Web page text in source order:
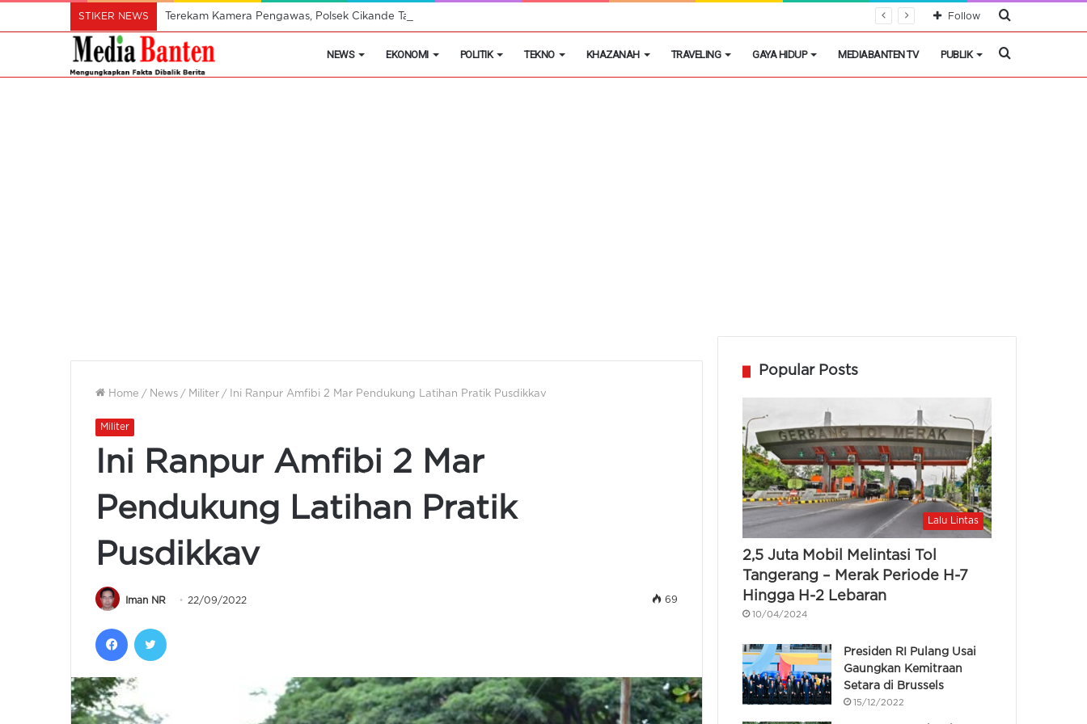
STIKER NEWS Terekam Kamera Pengawas, Polsek Cikande Tangkap Pencuri Telepon Seluler di Leuwi Limus Cari
Follow
NEWS EKONOMI POLITIK TEKNO KHAZANAH TRAVELING GAYA HIDUP MEDIABANTEN TV PUBLIK Cari
Home / News / Militer / Ini Ranpur Amfibi 2 Mar Pendukung Latihan Pratik Pusdikkav
Militer
Ini Ranpur Amfibi 2 Mar
Pendukung Latihan Pratik
Pusdikkav
Iman NR 22/09/2022 69
Facebook
Popular Posts
Lalu Lintas
2,5 Juta Mobil Melintasi Tol
Tangerang – Merak Periode H-7
Hingga H-2 Lebaran
10/04/2024
Presiden RI Pulang Usai
Gaungkan Kemitraan
Setara di Brussels
15/12/2022